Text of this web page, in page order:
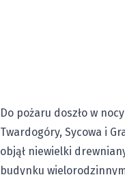
Do pożaru doszło w
Twardogóry, Sycowa i
objął niewielki
budynku